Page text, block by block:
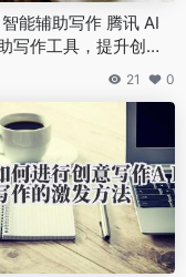
能辅助写作 腾讯 AI
写作工具，提升创作
手
21 0